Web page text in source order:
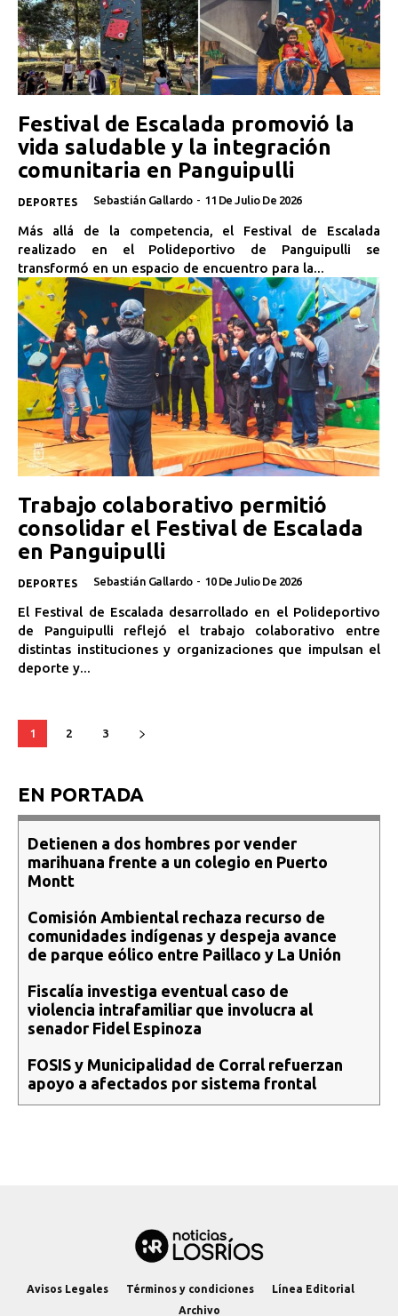
Festival de Escalada promovió la
vida saludable y la integración
comunitaria en Panguipulli
DEPORTES Sebastián Gallardo - 11 De Julio De 2026
Más allá de la competencia, el Festival de Escalada
realizado en el Polideportivo de Panguipulli se
transformó en un espacio de encuentro para la...
Trabajo colaborativo permitió
consolidar el Festival de Escalada
en Panguipulli
DEPORTES Sebastián Gallardo - 10 De Julio De 2026
El Festival de Escalada desarrollado en el Polideportivo
de Panguipulli reflejó el trabajo colaborativo entre
distintas instituciones y organizaciones que impulsan el
deporte y...
1 2 3
EN PORTADA
Detienen a dos hombres por vender
marihuana frente a un colegio en Puerto
Montt
Comisión Ambiental rechaza recurso de
comunidades indígenas y despeja avance
de parque eólico entre Paillaco y La Unión
Fiscalía investiga eventual caso de
violencia intrafamiliar que involucra al
senador Fidel Espinoza
FOSIS y Municipalidad de Corral refuerzan
apoyo a afectados por sistema frontal
Avisos Legales Términos y condiciones
Línea Editorial
Archivo